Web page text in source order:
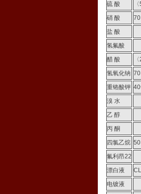
硫 酸
硝 酸
70
盐 酸
氢氟酸
醋 酸
氢氧化钠 70
重铬酸钾
溴 水
乙 醇
丙 酮
四氯乙烷 50
氟利昂22
漂白液
电镀液